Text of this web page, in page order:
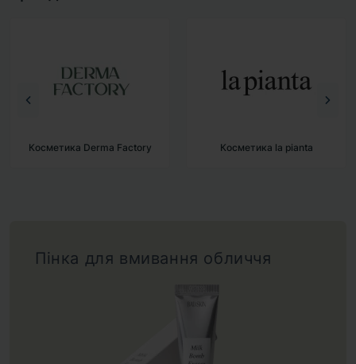
Косметика la pianta Косметика BAD SKIN
Пінка для вмивання обличчя